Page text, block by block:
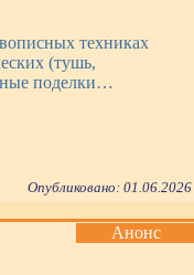
техниках
(тушь,
поделки…
Опубликовано: 01.06.2026
Анонс